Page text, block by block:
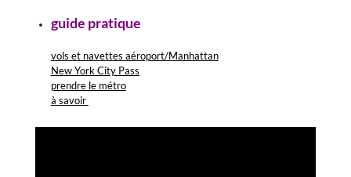
guide pratique
vols et navettes aéroport/Manhattan
New York City Pass
prendre le métro
à savoir